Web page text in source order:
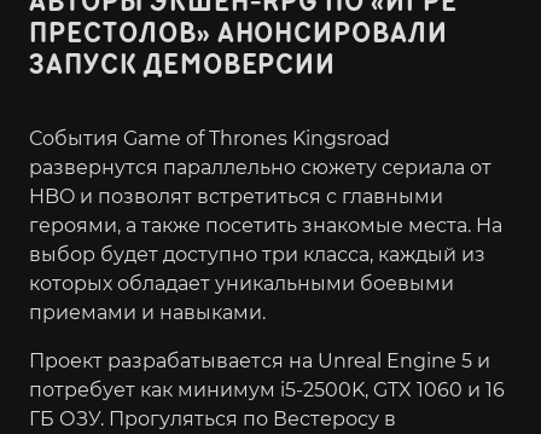
ПРЕСТОЛОВ» АНОНСИРОВАЛИ
ЗАПУСК ДЕМОВЕРСИИ
События Game of Thrones Kingsroad
развернутся параллельно сюжету сериала от
HBO и позволят встретиться с главными
героями, а также посетить знакомые места. На
выбор будет доступно три класса, каждый из
которых обладает уникальными боевыми
приемами и навыками.
Проект разрабатывается на Unreal Engine 5 и
потребует как минимум i5-2500K, GTX 1060 и 16
ГБ ОЗУ. Прогуляться по Вестеросу в